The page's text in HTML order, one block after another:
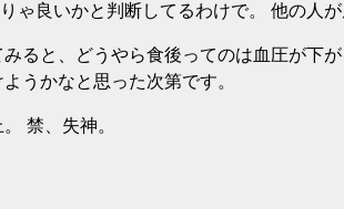
ゃ良いかと判断してるわけで。 他の人が
ると、どうやら食後ってのは血圧が下
うかなと思った次第です。
禁、失神。